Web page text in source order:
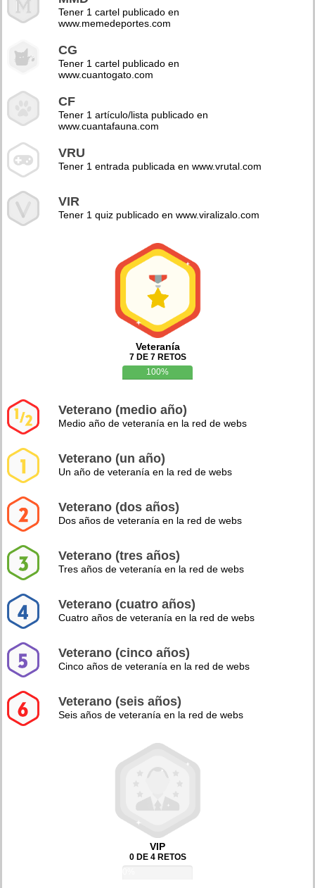
Tener 1 cartel publicado en
www.memedeportes.com
CG
Tener 1 cartel publicado en
www.cuantogato.com
CF
Tener 1 artículo/lista publicado en
www.cuantafauna.com
VRU
Tener 1 entrada publicada en www.vrutal.com
VIR
Tener 1 quiz publicado en www.viralizalo.com
Veteranía
7 DE 7 RETOS
100%
Veterano (medio año)
Medio año de veteranía en la red de webs
Veterano (un año)
Un año de veteranía en la red de webs
Veterano (dos años)
Dos años de veteranía en la red de webs
Veterano (tres años)
Tres años de veteranía en la red de webs
Veterano (cuatro años)
Cuatro años de veteranía en la red de webs
Veterano (cinco años)
Cinco años de veteranía en la red de webs
Veterano (seis años)
Seis años de veteranía en la red de webs
VIP
0 DE 4 RETOS